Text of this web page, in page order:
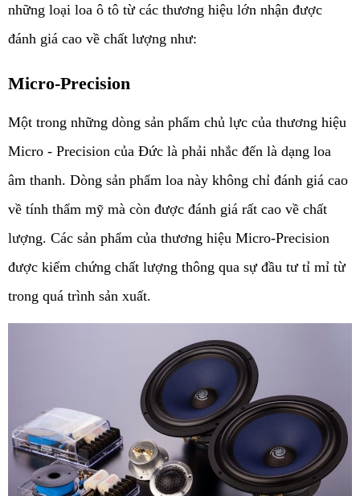
những loại loa ô tô từ các thương hiệu lớn nhận được
đánh giá cao về chất lượng như:
Micro-Precision
Một trong những dòng sản phẩm chủ lực của thương hiệu
Micro - Precision của Đức là phải nhắc đến là dạng loa
âm thanh. Dòng sản phẩm loa này không chỉ đánh giá cao
về tính thẩm mỹ mà còn được đánh giá rất cao về chất
lượng. Các sản phẩm của thương hiệu Micro-Precision
được kiểm chứng chất lượng thông qua sự đầu tư tỉ mỉ từ
trong quá trình sản xuất.